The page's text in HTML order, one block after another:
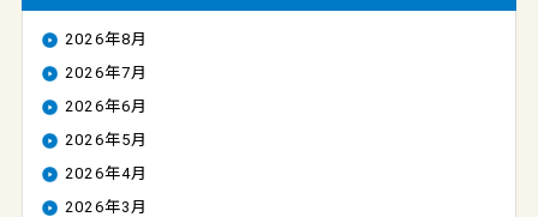
2026年8月
2026年7月
2026年6月
2026年5月
2026年4月
2026年3月